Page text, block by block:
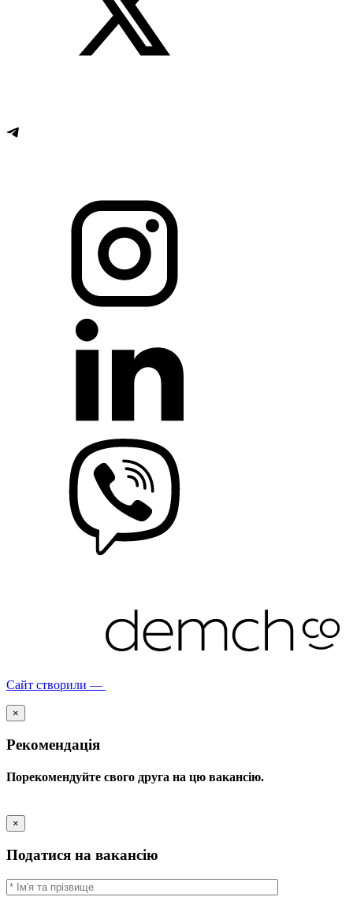
Сайт створили —
×
Рекомендація
Порекомендуйте свого друга на цю вакансію.
×
Податися на вакансію